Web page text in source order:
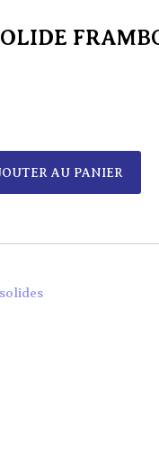
SOLIDE
AU PANIER